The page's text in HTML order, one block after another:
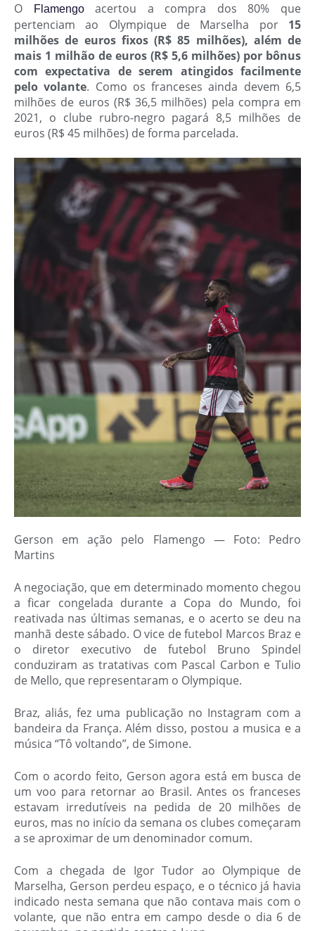
O Flamengoacertou a compra dos 80% que
pertenciam ao Olympique de Marselha por 15
milhões de euros fixos (R$ 85 milhões), além de
mais 1 milhão de euros (R$ 5,6 milhões) por bônus
com expectativa de serem atingidos facilmente
pelo volante. Como os franceses ainda devem 6,5
milhões de euros (R$ 36,5 milhões) pela compra em
2021, o clube rubro-negro pagará 8,5 milhões de
euros (R$ 45 milhões) de forma parcelada.
Gerson em ação pelo Flamengo — Foto: Pedro
Martins
A negociação, que em determinado momento chegou
a ficar congelada durante a Copa do Mundo, foi
reativada nas últimas semanas, e o acerto se deu na
manhã deste sábado. O vice de futebol Marcos Braz e
o diretor executivo de futebol Bruno Spindel
conduziram as tratativas com Pascal Carbon e Tulio
de Mello, que representaram o Olympique.
Braz, aliás, fez uma publicação no Instagram com a
bandeira da França. Além disso, postou a musica e a
música “Tô voltando”, de Simone.
Com o acordo feito, Gerson agora está em busca de
um voo para retornar ao Brasil. Antes os franceses
estavam irredutíveis na pedida de 20 milhões de
euros, mas no início da semana os clubes começaram
a se aproximar de um denominador comum.
Com a chegada de Igor Tudor ao Olympique de
Marselha, Gerson perdeu espaço, e o técnico já havia
indicado nesta semana que não contava mais com o
volante, que não entra em campo desde o dia 6 de